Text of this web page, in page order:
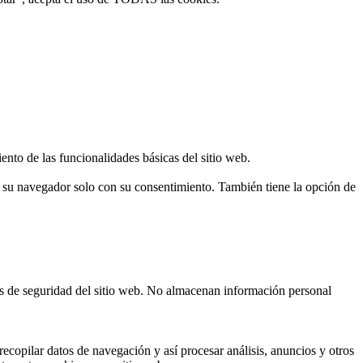
de las funcionalidades básicas del sitio web.
navegador solo con su consentimiento. También tiene la opción de
de seguridad del sitio web. No almacenan información personal
datos de navegación y así procesar análisis, anuncios y otros